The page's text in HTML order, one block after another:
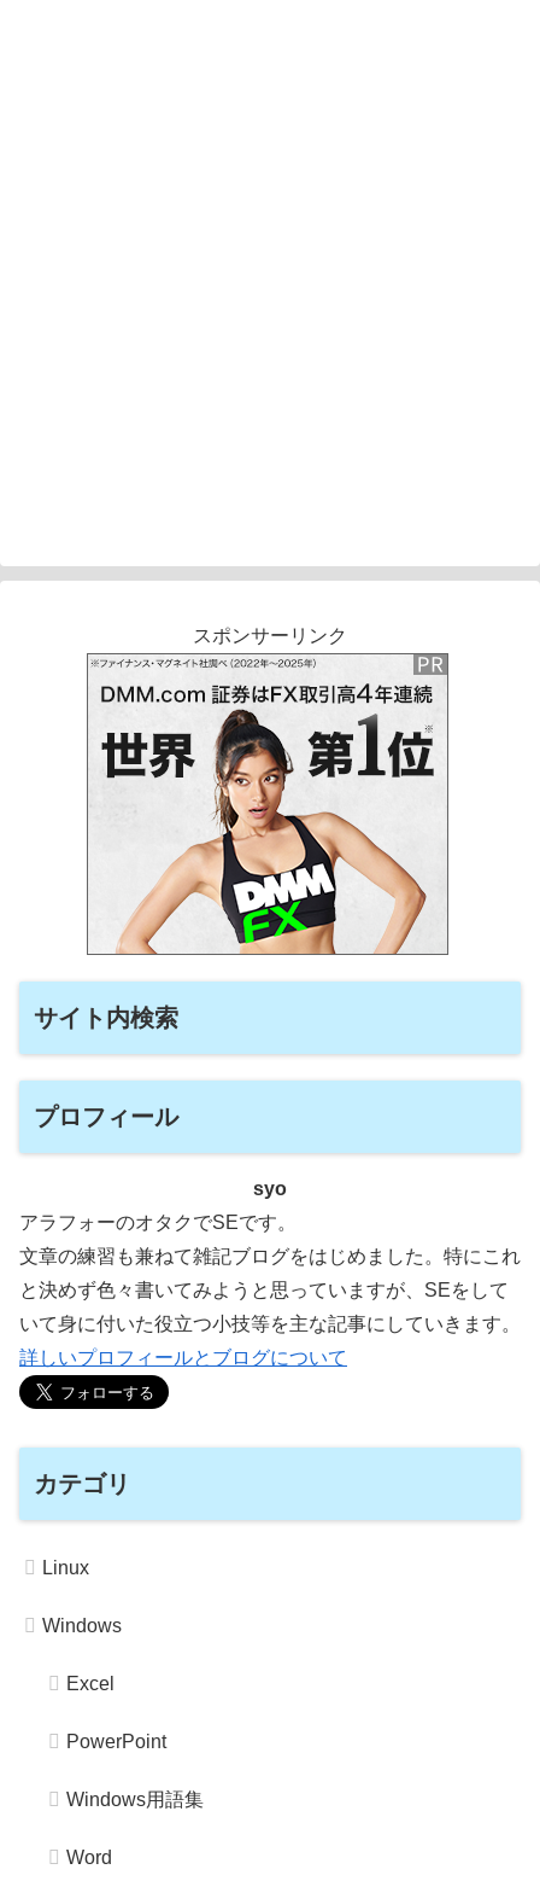
スポンサーリンク
サイト内検索
プロフィール
syo
アラフォーのオタクでSEです。
文章の練習も兼ねて雑記ブログをはじめました。特にこれ
と決めず色々書いてみようと思っていますが、SEをして
いて身に付いた役立つ小技等を主な記事にしていきます。
詳しいプロフィールとブログについて
カテゴリ
Linux
Windows
Excel
PowerPoint
Windows用語集
Word